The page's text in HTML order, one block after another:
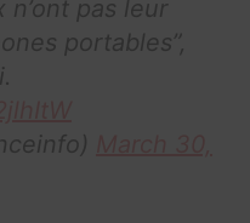
pas leur
portables”,